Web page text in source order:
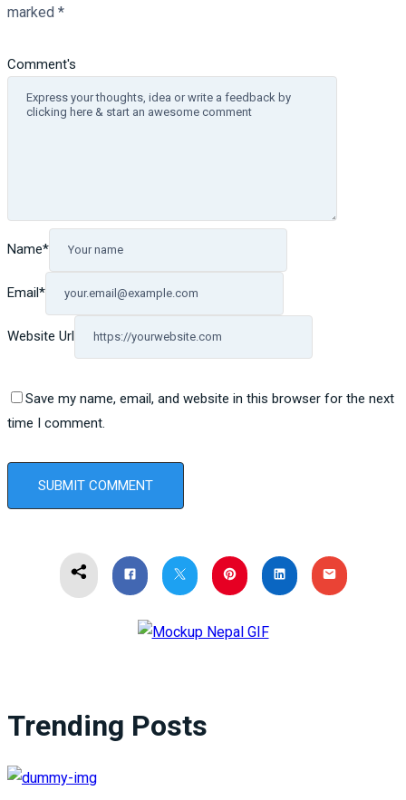
marked *
Comment's
Name*
Email*
Website Url
Save my name, email, and website in this browser for the next
time I comment.
Trending Posts